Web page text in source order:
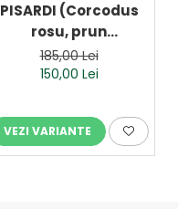
PISARDI (Corcodus
rosu, prun
ornamental)
185,00 Lei
150,00 Lei
VEZI VARIANTE